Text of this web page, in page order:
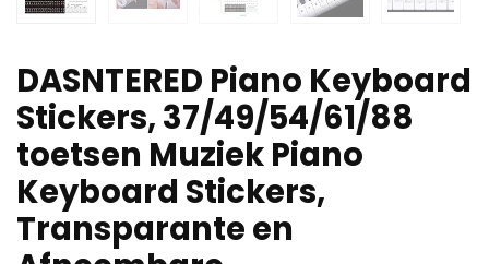
DASNTERED Piano Keyboard
Stickers, 37/49/54/61/88
toetsen Muziek Piano
Keyboard Stickers,
Transparante en